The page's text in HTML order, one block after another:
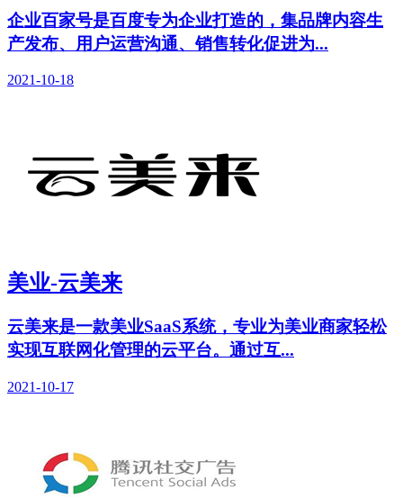
企业百家号是百度专为企业打造的，集品牌内容生
产发布、用户运营沟通、销售转化促进为...
2021-10-18
美业-云美来
云美来是一款美业SaaS系统，专业为美业商家轻松
实现互联网化管理的云平台。通过互...
2021-10-17